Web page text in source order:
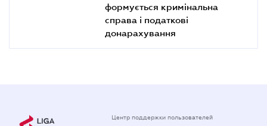
формується кримінальна
справа і податкові
донарахування
Центр поддержки пользователей